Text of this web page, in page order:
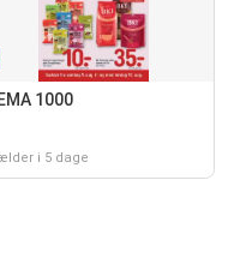
1000
i 5 dage